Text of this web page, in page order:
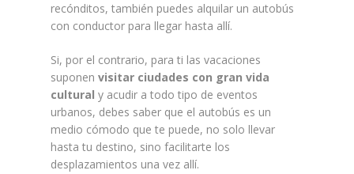
recónditos, también puedes alquilar un autobús
con conductor para llegar hasta allí.
Si, por el contrario, para ti las vacaciones
suponen visitar ciudades con gran vida
cultural y acudir a todo tipo de eventos
urbanos, debes saber que el autobús es un
medio cómodo que te puede, no solo llevar
hasta tu destino, sino facilitarte los
desplazamientos una vez allí.